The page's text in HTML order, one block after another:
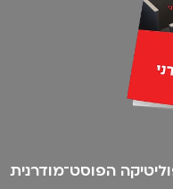
הפוסט־מודרנית